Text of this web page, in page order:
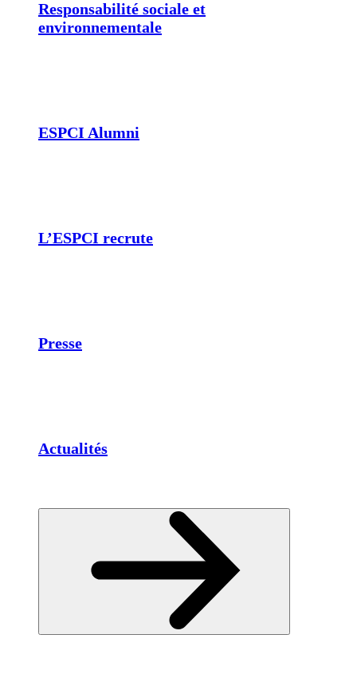
Responsabilité sociale et
environnementale
ESPCI Alumni
L’ESPCI recrute
Presse
Actualités